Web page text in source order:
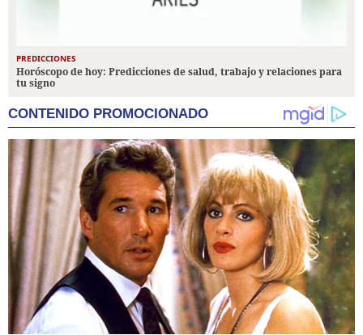
PREDICCIONES
Horóscopo de hoy: Predicciones de salud, trabajo y relaciones para
tu signo
CONTENIDO PROMOCIONADO